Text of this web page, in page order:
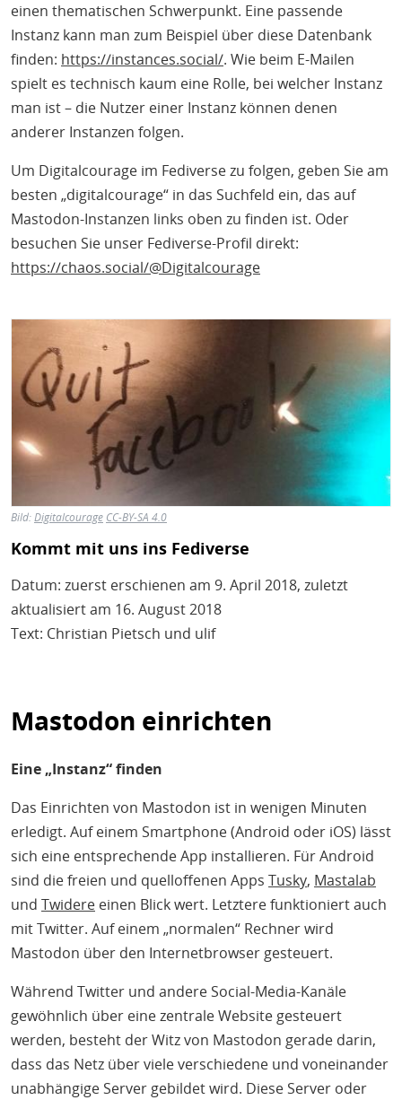
einen thematischen Schwerpunkt. Eine passende
Instanz kann man zum Beispiel über diese Datenbank
finden: https://instances.social/. Wie beim E-Mailen
spielt es technisch kaum eine Rolle, bei welcher Instanz
man ist – die Nutzer einer Instanz können denen
anderer Instanzen folgen.
Um Digitalcourage im Fediverse zu folgen, geben Sie am
besten „digitalcourage“ in das Suchfeld ein, das auf
Mastodon-Instanzen links oben zu finden ist. Oder
besuchen Sie unser Fediverse-Profil direkt:
https://chaos.social/@Digitalcourage
Bild
Bild:Digitalcourage CC-BY-SA 4.0
Kommt mit uns ins Fediverse
Datum: zuerst erschienen am 9. April 2018, zuletzt
aktualisiert am 16. August 2018
Text: Christian Pietsch und ulif
Mastodon einrichten
Eine „Instanz“ finden
Das Einrichten von Mastodon ist in wenigen Minuten
erledigt. Auf einem Smartphone (Android oder iOS) lässt
sich eine entsprechende App installieren. Für Android
sind die freien und quelloffenen Apps Tusky, Mastalab
und Twidere einen Blick wert. Letztere funktioniert auch
mit Twitter. Auf einem „normalen“ Rechner wird
Mastodon über den Internetbrowser gesteuert.
Während Twitter und andere Social-Media-Kanäle
gewöhnlich über eine zentrale Website gesteuert
werden, besteht der Witz von Mastodon gerade darin,
dass das Netz über viele verschiedene und voneinander
unabhängige Server gebildet wird. Diese Server oder